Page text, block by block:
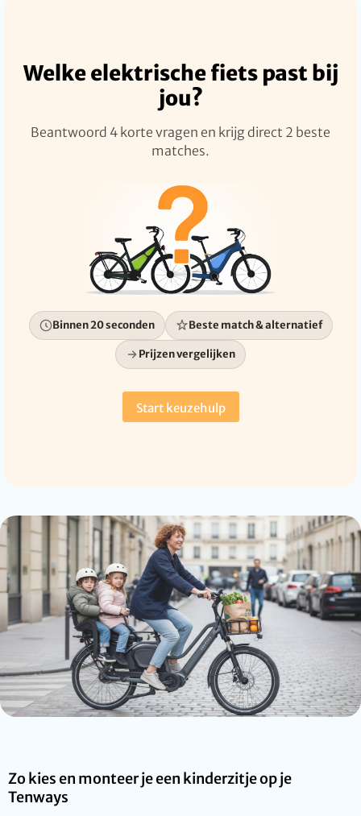
Welke elektrische fiets past bij
jou?
Beantwoord 4 korte vragen en krijg direct 2 beste
matches.
Binnen 20 seconden Beste match & alternatief
Prijzen vergelijken
Start keuzehulp
Zo kies en monteer je een kinderzitje op je
Tenways